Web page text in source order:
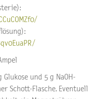
Glukose und 5 g NaOH-
Schott-Flasche. Eventuell